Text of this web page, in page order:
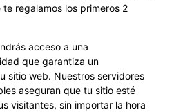
regalamos los primeros 2
acceso a una
que garantiza un
sitio web. Nuestros servidores
aseguran que tu sitio esté
visitantes, sin importar la hora